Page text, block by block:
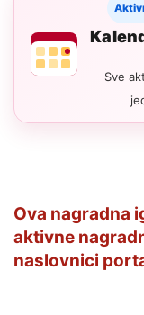
Sve
Ova nagradna
aktivne
naslovnici